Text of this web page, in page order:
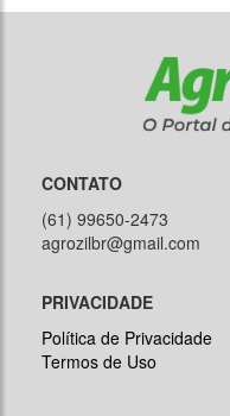
CONTATO
(61) 99650-2473
agrozilbr@gmail.com
PRIVACIDADE
Política de Privacidade
Termos de Uso